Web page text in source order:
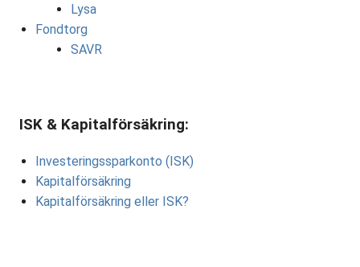
Lysa
Fondtorg
SAVR
ISK & Kapitalförsäkring:
Investeringssparkonto (ISK)
Kapitalförsäkring
Kapitalförsäkring eller ISK?